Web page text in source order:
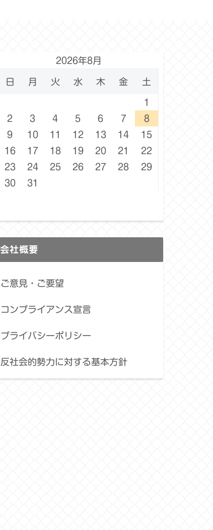
2026年8月
日 月 火 水 木 金 土
1
2
3 4 5 6 7
8
9
10 11 12 13 14
15
16
17 18 19 20 21
22
23
24 25 26 27 28
29
30
31
会社概要
ご意見・ご要望
コンプライアンス宣言
プライバシーポリシー
反社会的勢力に対する基本方針